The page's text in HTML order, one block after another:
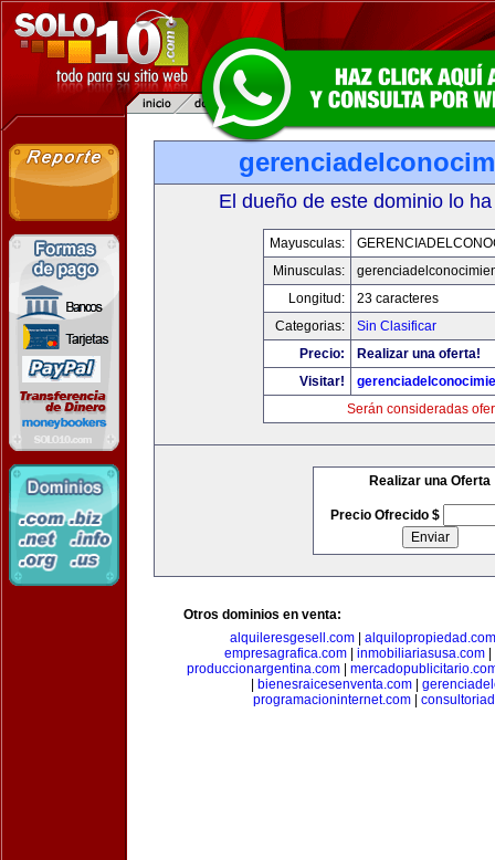
El dueño de este dominio lo
Mayusculas:
Minusculas:
Longitud:
23 caracteres
Categorias:
Sin Clasificar
Precio:
Realizar una oferta!
Visitar!
Serán consideradas
Realizar una Oferta
Precio Ofrecido $
Otros dominios en venta:
alquileresgesell.com| alquilopropiedad.com
empresagrafica.com| inmobiliariasusa.com|
produccionargentina.com|
bienesraicesenventa.com|
programacioninternet.com|